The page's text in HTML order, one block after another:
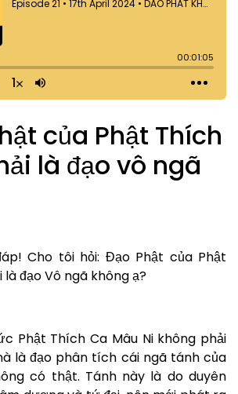
của Phật Thích
là đạo vô ngã
Cho tôi hỏi: Đạo Phật của Phật
đạo Vô ngã không ạ?
Phật Thích Ca Mâu Ni không phải
là đạo phân tích cái ngã tánh của
có thật. Tánh này là do duyên